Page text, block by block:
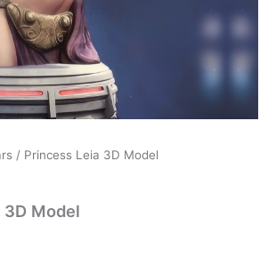
/ Princess Leia 3D Model
3D Model